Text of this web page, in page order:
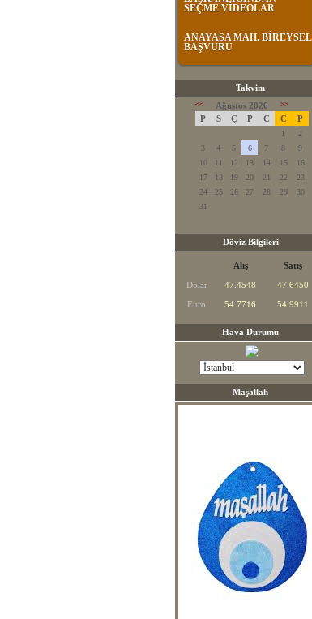
SEÇME VİDEOLAR
ANAYASA MAH. BİREYSEL
BAŞVURU
Takvim
<< Ağustos 2026 >>
P S Ç P C C P
1
2
3
4 5 6 7 8
9
10
11 12 13 14 15
16
17
18 19 20 21 22
23
24
25 26 27 28 29
30
31
Döviz Bilgileri
Alış
Satış
Dolar
47.4548
47.6450
Euro
54.7716 54.9911
Hava Durumu
Maşallah